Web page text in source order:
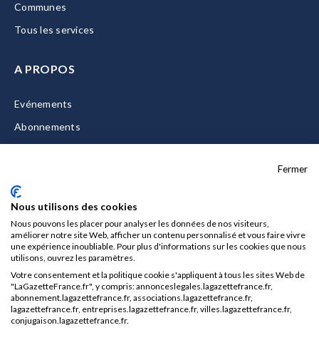
Communes
Tous les services
A PROPOS
Evénements
Abonnements
Nous contacter
Mentions légales
CGU/CGV
Données personnelles
Fermer
Nous utilisons des cookies
Nous pouvons les placer pour analyser les données de nos visiteurs,
améliorer notre site Web, afficher un contenu personnalisé et vous faire vivre
une expérience inoubliable. Pour plus d'informations sur les cookies que nous
utilisons, ouvrez les paramètres.
Votre consentement et la politique cookie s'appliquent à tous les sites Web de
"LaGazetteFrance.fr", y compris: annonceslegales.lagazettefrance.fr,
abonnement.lagazettefrance.fr, associations.lagazettefrance.fr,
lagazettefrance.fr, entreprises.lagazettefrance.fr, villes.lagazettefrance.fr,
conjugaison.lagazettefrance.fr.